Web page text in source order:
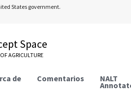
States government.
Space
AGRICULTURE
de Comentarios NALT